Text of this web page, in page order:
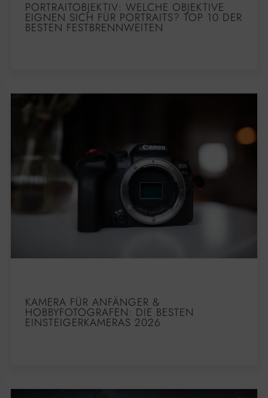
PORTRAITOBJEKTIV: WELCHE OBJEKTIVE
EIGNEN SICH FÜR PORTRAITS? TOP 10 DER
BESTEN FESTBRENNWEITEN
KAMERA FÜR ANFÄNGER &
HOBBYFOTOGRAFEN: DIE BESTEN
EINSTEIGERKAMERAS 2026